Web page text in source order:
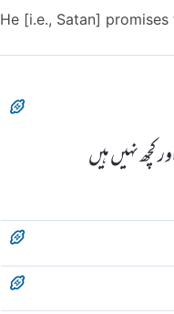
He [i.e., Satan]
نہیں ہیں